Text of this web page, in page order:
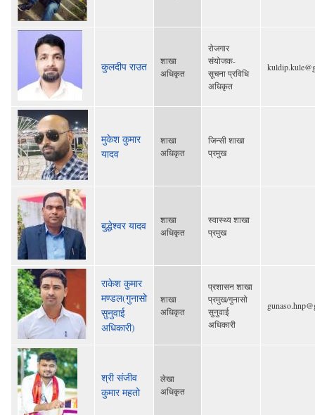
कुलदीप राउत
शाखा
अधिकृत
रोजगार
संयोजक-
सूचना प्रविधि
अधिकृत
मुकेश कुमार
यादव
शाखा
अधिकृत
जिन्सी शाखा
प्रमुख
बुद्धेश्वर यादव
शाखा
अधिकृत
स्वास्थ्य शाखा
प्रमुख
राकेश कुमार
मण्डल(गुनासो
सुनुवाई
अधिकारी)
शाखा
अधिकृत
प्रशासन शाखा
प्रमुख/गुनासो
सुनुवाई
अधिकारी
श्री संजीव
कुमार महतो
लेखा
अधिकृत